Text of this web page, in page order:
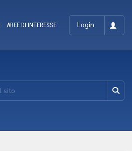
Login
AREE DI INTERESSE